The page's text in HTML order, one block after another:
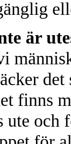
är
finns
ute och